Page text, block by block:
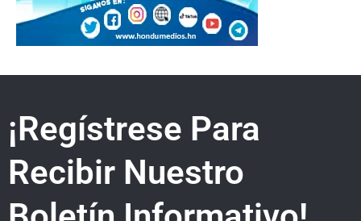
¡Regístrese Para
Recibir Nuestro